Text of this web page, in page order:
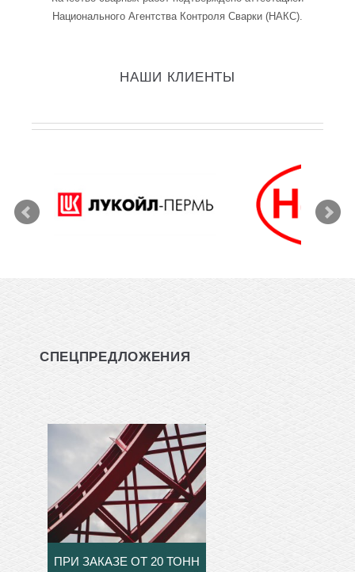
Национального Агентства Контроля Сварки (НАКС).
НАШИ КЛИЕНТЫ
СПЕЦПРЕДЛОЖЕНИЯ
ПРИ ЗАКАЗЕ ОТ 20 ТОНН